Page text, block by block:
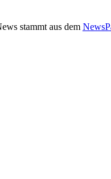
stammt aus dem